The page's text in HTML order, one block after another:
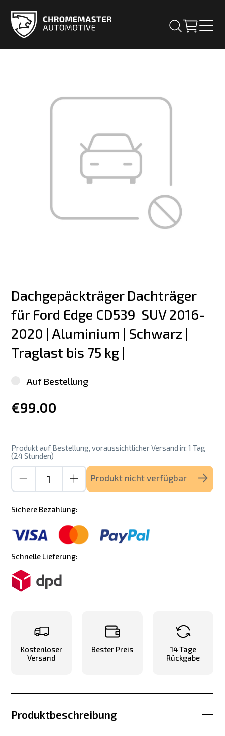
Dachgepäckträger Dachträger
für Ford Edge CD539  SUV 2016-
2020 | Aluminium | Schwarz |
Traglast bis 75 kg |
Auf Bestellung
€99.00
Produkt auf Bestellung, voraussichtlicher Versand in: 1 Tag
(24 Stunden)
Produkt nicht verfügbar
Sichere Bezahlung:
Schnelle Lieferung:
Kostenloser
Versand
Bester Preis
14 Tage
Rückgabe
Produktbeschreibung